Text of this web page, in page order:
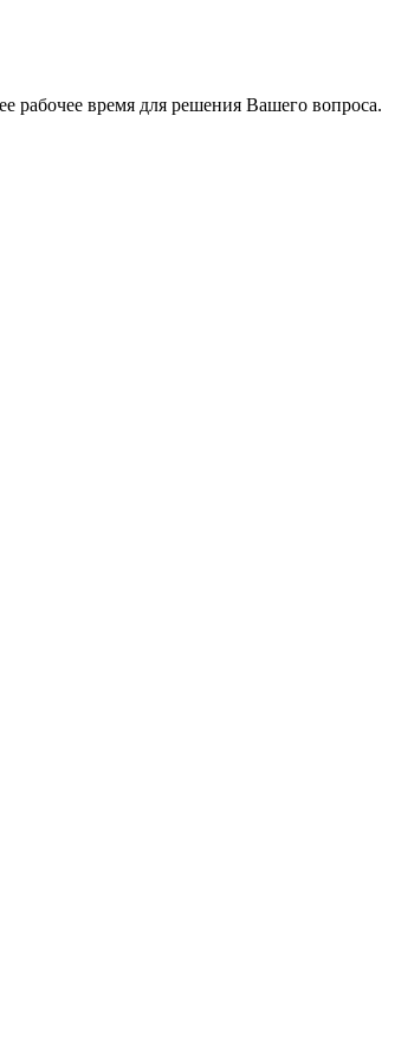
время для решения Вашего вопроса.